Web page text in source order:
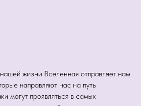
жизни Вселенная отправляет нам
направляют нас на путь
могут проявляться в самых